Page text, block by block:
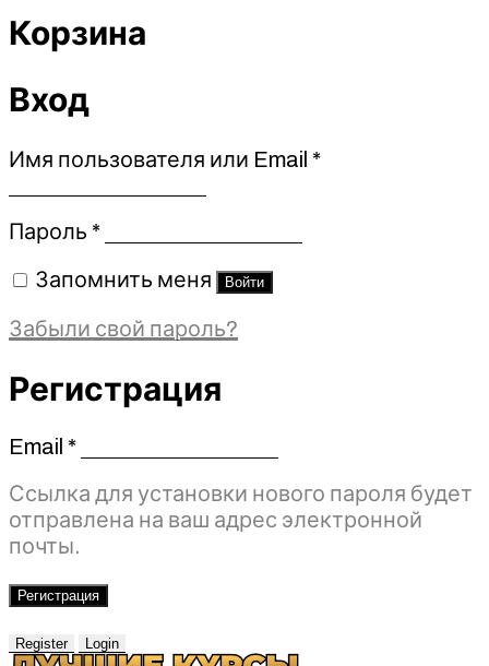
Корзина
Вход
Имя пользователя или Email *Обязательно
Пароль *Обязательно
Запомнить меня Войти
Забыли свой пароль?
Регистрация
Email *Обязательно
Ссылка для установки нового пароля будет
отправлена ​​на ваш адрес электронной
почты.
Регистрация
Register Login